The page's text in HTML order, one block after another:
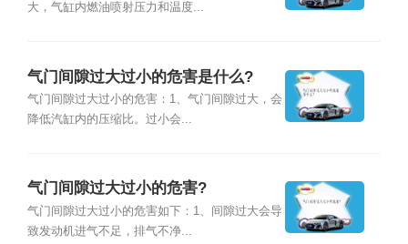
大，气缸内燃油喷射压力和温度...
气门间隙过大过小的危害是什么?
气门间隙过大过小的危害：1、气门间隙过大，会
降低汽缸内的压缩比。过小会...
气门间隙过大过小的危害?
气门间隙过大过小的危害如下：1、间隙过大会导
致发动机进气不足，排气不净...